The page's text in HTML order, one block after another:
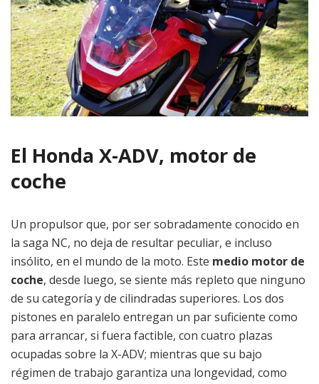
El Honda X-ADV, motor de
coche
Un propulsor que, por ser sobradamente conocido en
la saga NC, no deja de resultar peculiar, e incluso
insólito, en el mundo de la moto. Este medio motor de
coche, desde luego, se siente más repleto que ninguno
de su categoría y de cilindradas superiores. Los dos
pistones en paralelo entregan un par suficiente como
para arrancar, si fuera factible, con cuatro plazas
ocupadas sobre la X-ADV; mientras que su bajo
régimen de trabajo garantiza una longevidad, como